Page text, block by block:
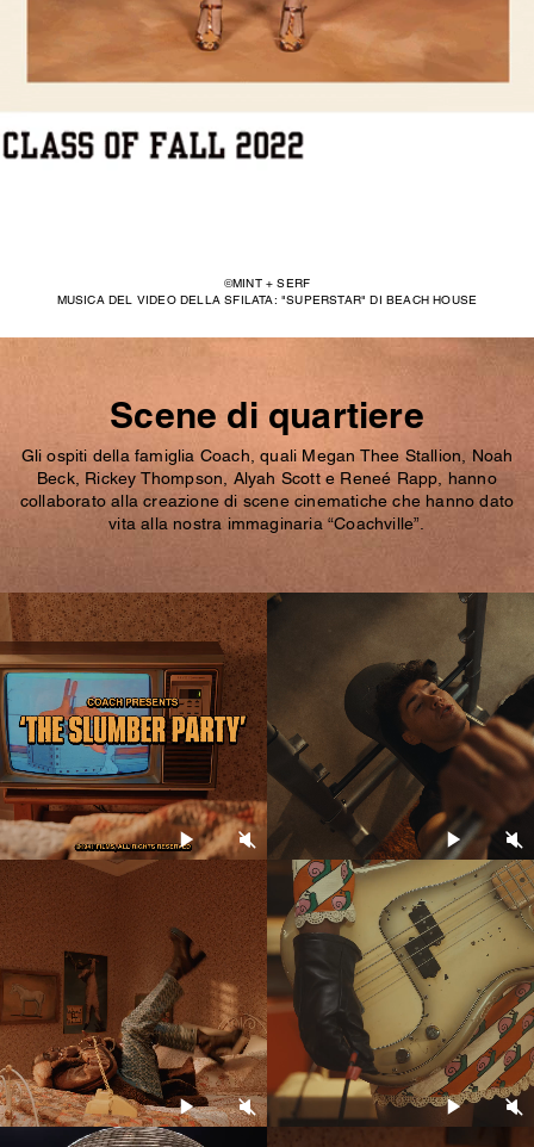
©MINT + SERF
MUSICA DEL VIDEO DELLA SFILATA: "SUPERSTAR" DI BEACH HOUSE
Scene di quartiere
Gli ospiti della famiglia Coach, quali Megan Thee Stallion, Noah
Beck, Rickey Thompson, Alyah Scott e Reneé Rapp, hanno
collaborato alla creazione di scene cinematiche che hanno dato
vita alla nostra immaginaria “Coachville”.